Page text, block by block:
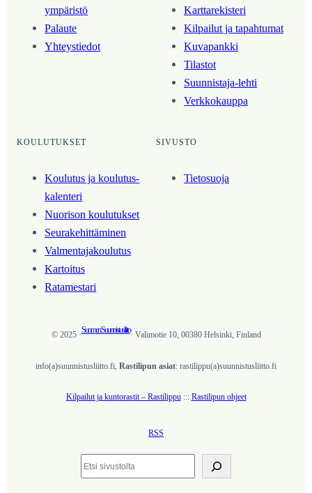
ympäristö
Palaute
Yhteystiedot
Karttarekisteri
Kilpailut ja tapahtumat
Kuvapankki
Tilastot
Suunnistaja-lehti
Verkkokauppa
KOULUTUKSET
Koulutus ja koulutus­
kalenteri
Nuorison koulutukset
Seura­kehittäminen
Valmentaja­koulutus
Kartoitus
Ratamestari
SIVUSTO
Tietosuoja
© 2025 ·
Suomen Suunnistusliitto
· Valimotie 10, 00380 Helsinki, Finland
info(a)suunnistusliitto.fi, Rastilipun asiat: rastilippu(a)suunnistusliitto.fi
Kilpailut ja kuntorastit – Rastilippu::: Rastilipun ohjeet
RSS
Etsi